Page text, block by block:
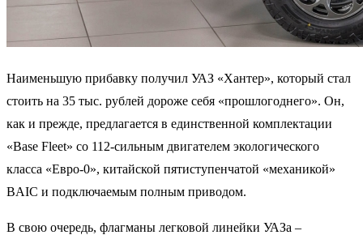
Наименьшую прибавку получил УАЗ «Хантер», который стал
стоить на 35 тыс. рублей дороже себя «прошлогоднего». Он,
как и прежде, предлагается в единственной комплектации
«Base Fleet» со 112-сильным двигателем экологического
класса «Евро-0», китайской пятиступенчатой «механикой»
BAIC и подключаемым полным приводом.
В свою очередь, флагманы легковой линейки УАЗа –